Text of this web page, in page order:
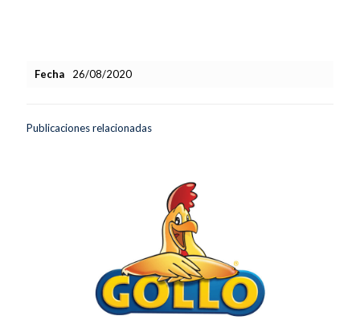
Fecha 26/08/2020
Publicaciones relacionadas